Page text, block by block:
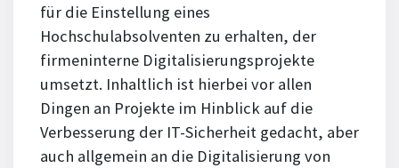
für die Einstellung eines
Hochschulabsolventen zu erhalten, der
firmeninterne Digitalisierungsprojekte
umsetzt. Inhaltlich ist hierbei vor allen
Dingen an Projekte im Hinblick auf die
Verbesserung der IT-Sicherheit gedacht, aber
auch allgemein an die Digitalisierung von